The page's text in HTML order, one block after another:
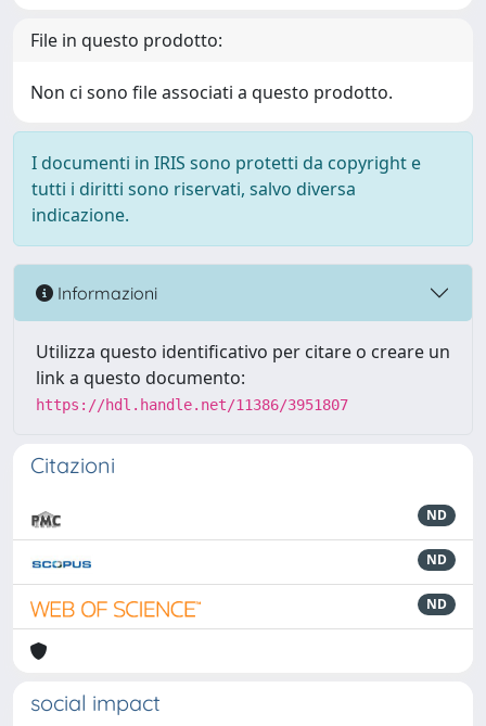
File in questo prodotto:
Non ci sono file associati a questo prodotto.
I documenti in IRIS sono protetti da copyright e
tutti i diritti sono riservati, salvo diversa
indicazione.
Informazioni
Utilizza questo identificativo per citare o creare un
link a questo documento:
https://hdl.handle.net/11386/3951807
Citazioni
ND
ND
ND
social impact